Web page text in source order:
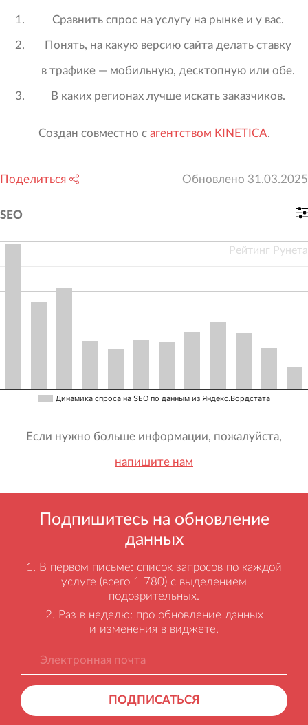
Сравнить спрос на услугу на рынке и у вас.
Понять, на какую версию сайта делать ставку
в трафике — мобильную, десктопную или обе.
В каких регионах лучше искать заказчиков.
Создан совместно с агентством KINETICA.
Поделиться Обновлено 31.03.2025
SEO
Динамика спроса на SEO по данным из Яндекс.Вордстата
Рейтинг Рунета
Если нужно больше информации, пожалуйста,
напишите нам
Подпишитесь на обновление
данных
В первом письме: список запросов по каждой
услуге (всего 1 780) с выделением
подозрительных.
Раз в неделю: про обновление данных
и изменения в виджете.
ПОДПИСАТЬСЯ